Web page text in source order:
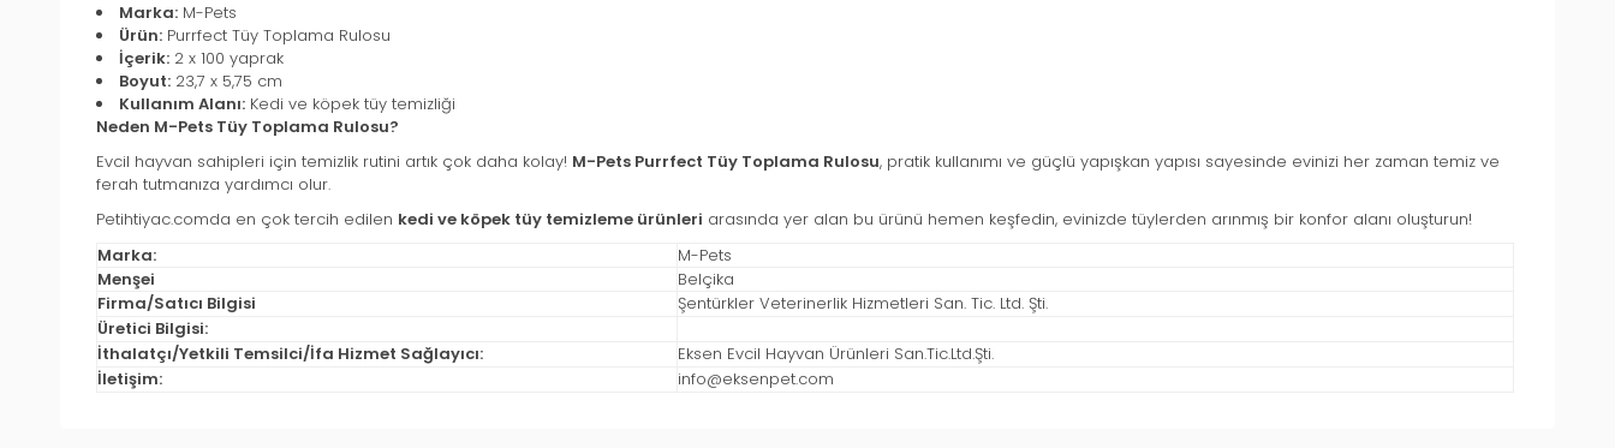
Marka: M-Pets
Ürün: Purrfect Tüy Toplama Rulosu
İçerik: 2 x 100 yaprak
Boyut: 23,7 x 5,75 cm
Kullanım Alanı: Kedi ve köpek tüy temizliği
Neden M-Pets Tüy Toplama Rulosu?
Evcil hayvan sahipleri için temizlik rutini artık çok daha kolay! M-Pets Purrfect Tüy Toplama Rulosu, pratik kullanımı ve güçlü yapışkan yapısı sayesinde evinizi her zaman temiz ve
ferah tutmanıza yardımcı olur.
Petihtiyac.comda en çok tercih edilen kedi ve köpek tüy temizleme ürünleri arasında yer alan bu ürünü hemen keşfedin, evinizde tüylerden arınmış bir konfor alanı oluşturun!
Marka:
M-Pets
Menşei
Belçika
Firma/Satıcı Bilgisi
Şentürkler Veterinerlik Hizmetleri San. Tic. Ltd. Şti.
Üretici Bilgisi:
İthalatçı/Yetkili Temsilci/İfa Hizmet Sağlayıcı:
Eksen Evcil Hayvan Ürünleri San.Tic.Ltd.Şti.
İletişim:
info@eksenpet.com